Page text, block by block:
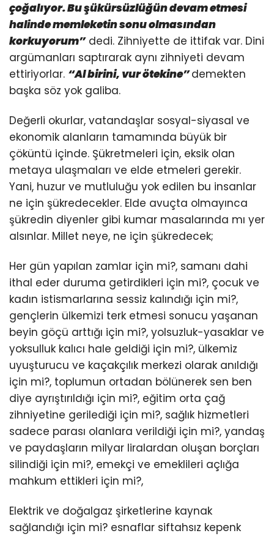
çoğalıyor. Bu şükürsüzlüğün devam etmesi
halinde memleketin sonu olmasından
korkuyorum”dedi. Zihniyette de ittifak var. Dini
argümanları saptırarak aynı zihniyeti devam
ettiriyorlar. “Al birini, vur ötekine”demekten
başka söz yok galiba.
Değerli okurlar, vatandaşlar sosyal-siyasal ve
ekonomik alanların tamamında büyük bir
çöküntü içinde. Şükretmeleri için, eksik olan
metaya ulaşmaları ve elde etmeleri gerekir.
Yani, huzur ve mutluluğu yok edilen bu insanlar
ne için şükredecekler. Elde avuçta olmayınca
şükredin diyenler gibi kumar masalarında mı yer
alsınlar. Millet neye, ne için şükredecek;
Her gün yapılan zamlar için mi?, samanı dahi
ithal eder duruma getirdikleri için mi?, çocuk ve
kadın istismarlarına sessiz kalındığı için mi?,
gençlerin ülkemizi terk etmesi sonucu yaşanan
beyin göçü arttığı için mi?, yolsuzluk-yasaklar ve
yoksulluk kalıcı hale geldiği için mi?, ülkemiz
uyuşturucu ve kaçakçılık merkezi olarak anıldığı
için mi?, toplumun ortadan bölünerek sen ben
diye ayrıştırıldığı için mi?, eğitim orta çağ
zihniyetine gerilediği için mi?, sağlık hizmetleri
sadece parası olanlara verildiği için mi?, yandaş
ve paydaşların milyar liralardan oluşan borçları
silindiği için mi?, emekçi ve emeklileri açlığa
mahkum ettikleri için mi?,
Elektrik ve doğalgaz şirketlerine kaynak
sağlandığı için mi? esnaflar siftahsız kepenk